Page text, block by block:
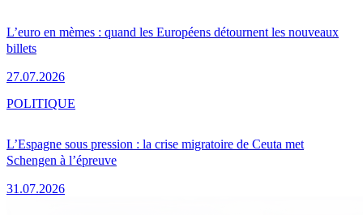
L’euro en mèmes : quand les Européens détournent les nouveaux
billets
27.07.2026
L’Espagne sous pression : la crise migratoire de Ceuta met
Schengen à l’épreuve
31.07.2026
POLITIQUE